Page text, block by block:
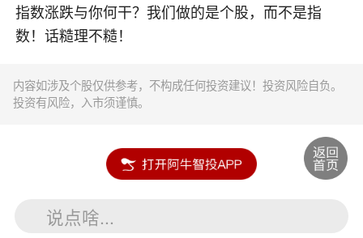
指数涨跌与你何干？我们做的是个股，而不是指
数！话糙理不糙！
内容如涉及个股仅供参考，不构成任何投资建议！投资风险自负。
投资有风险，入市须谨慎。
说点啥...